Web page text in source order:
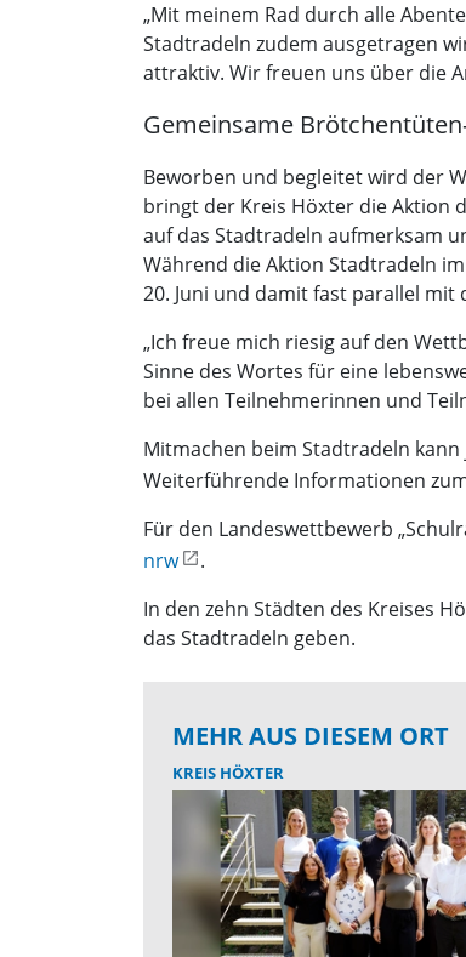
„Mit meinem Rad durch alle
Stadtradeln zudem ausgetragen
attraktiv. Wir freuen uns über die
Gemeinsame
Beworben und begleitet wird der
bringt der Kreis Höxter die Aktion
auf das Stadtradeln aufmerksam
Während die Aktion Stadtradeln
20. Juni und damit fast parallel mit
„Ich freue mich riesig auf den
Sinne des Wortes für eine
bei allen Teilnehmerinnen und
Mitmachen beim Stadtradeln
Weiterführende Informationen
Für den Landeswettbewerb
nrw
.
In den zehn Städten des Kreises
das Stadtradeln geben.
MEHR AUS DIESEM ORT
KREIS HÖXTER